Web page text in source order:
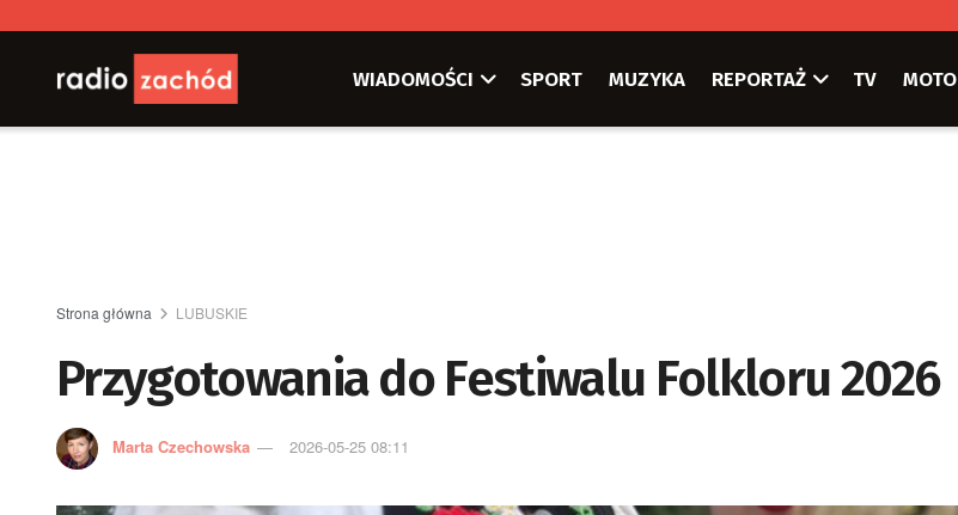
WIADOMOŚCI SPORT MUZYKA REPORTAŻ TV MOTO
Strona główna LUBUSKIE
Przygotowania do Festiwalu Folkloru 2026
Marta Czechowska 2026-05-25 08:11